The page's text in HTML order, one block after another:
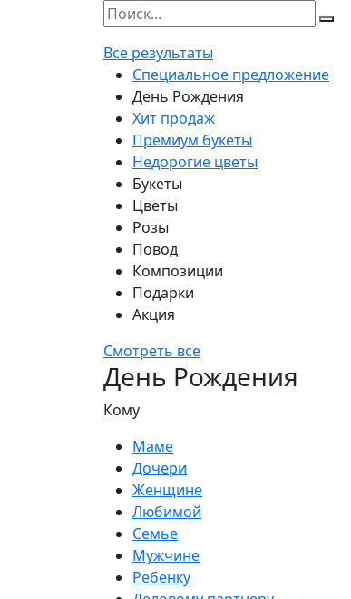
Все результаты
Специальное предложение
День Рождения
Хит продаж
Премиум букеты
Недорогие цветы
Букеты
Цветы
Розы
Повод
Композиции
Подарки
Акция
Смотреть все
День Рождения
Кому
Маме
Дочери
Женщине
Любимой
Семье
Мужчине
Ребенку